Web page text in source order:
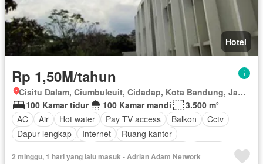
Hotel
Rp 1,50M/tahun
Cisitu Dalam, Ciumbuleuit, Cidadap, Kota Bandung, Jawa Barat
100 Kamar tidur
100 Kamar mandi
3.500 m²
AC
Air Hot water Pay TV access Balkon
Cctv
Dapur lengkap
Internet
Ruang kantor
2 minggu, 1 hari yang lalu masuk - Adrian Adam Network